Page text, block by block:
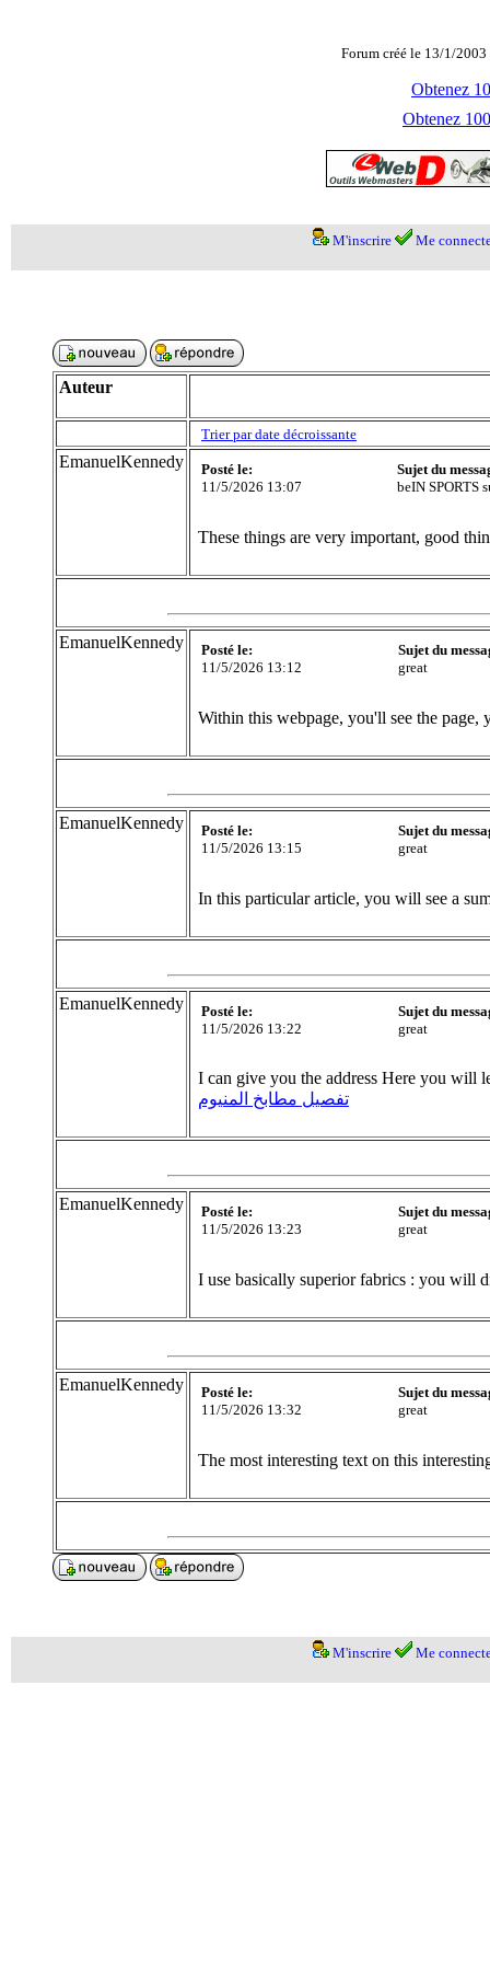
Forum créé le 13/1/
Obtenez
Obtenez
M'inscrire Me
Auteur
Trier par date décroissante
EmanuelKennedy
Posté le:
11/5/2026 13:07
Sujet du
beIN SPORTS
These things are very important, good
EmanuelKennedy
Posté le:
11/5/2026 13:12
Sujet du
great
Within this webpage, you'll see the page,
EmanuelKennedy
Posté le:
11/5/2026 13:15
Sujet du
great
In this particular article, you will see a
EmanuelKennedy
Posté le:
11/5/2026 13:22
Sujet du
great
I can give you the address Here you will
تفصيل مطابخ المنيوم
EmanuelKennedy
Posté le:
11/5/2026 13:23
Sujet du
great
I use basically superior fabrics : you will
EmanuelKennedy
Posté le:
11/5/2026 13:32
Sujet du
great
The most interesting text on this
M'inscrire Me